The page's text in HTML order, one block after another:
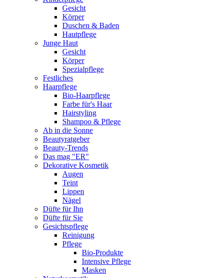
Gesicht
Körper
Duschen & Baden
Hautpflege
Junge Haut
Gesicht
Körper
Spezialpflege
Festliches
Haarpflege
Bio-Haarpflege
Farbe für's Haar
Hairstyling
Shampoo & Pflege
Ab in die Sonne
Beautyratgeber
Beauty-Trends
Das mag "ER"
Dekorative Kosmetik
Augen
Teint
Lippen
Nägel
Düfte für Ihn
Düfte für Sie
Gesichtspflege
Reinigung
Pflege
Bio-Produkte
Intensive Pflege
Masken